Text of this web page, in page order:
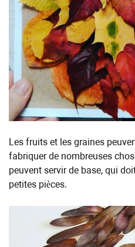
Les fruits et les graines
fabriquer de nombreuses
peuvent servir de base, qui
petites pièces.